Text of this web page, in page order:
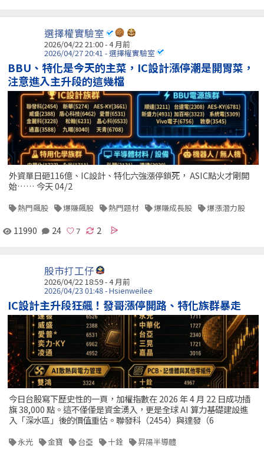
選擇權實驗室
2026/04/22 21:00 - 4 月前
2026/04/27 20:41 - 選擇權實驗室
BBU、特化是今天的主菜，IC設計漲停潮是開胃菜，
注意進入主升段的這幾檔
外資單日砸116億、IC設計、特化六強漲停鎖死， ASIC點火才剛開
始…… 今天 04/2
熱門飆股 爆賺飆股 熱門題材 爆賺成長股 爆漲潛力股
11990 24 2
股市打工仔
2026/04/22 18:59 - 4 月前
2026/04/23 01:48 - Hsienweilee
IC設計主升段狂飆！發哥漲停開路、特化族群暴走
今日台股寫下歷史性的一頁，加權指數在 2026 年 4 月 22 日成功插
旗 38,000 點。這不僅僅是資金湧入，更是全球 AI 算力基礎建設進
入「深水區」後的價值重估。聯發科（2454）與達發（6
永光 金寶 台亞 十銓 昇陽半導體